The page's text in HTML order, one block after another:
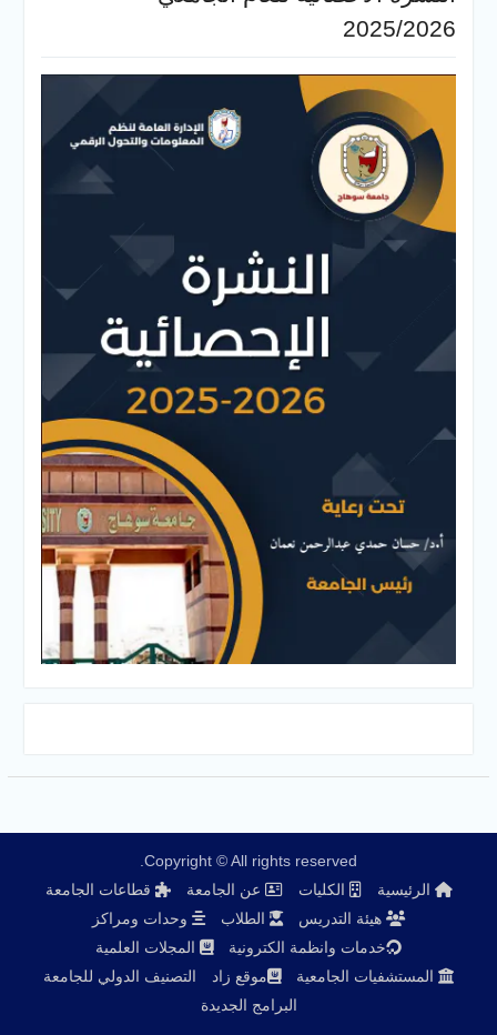
2025/2026
Copyright © All rights reserved.
الرئيسية
الكليات عن الجامعة
قطاعات الجامعة
هيئة التدريس
الطلاب
وحدات ومراكز
خدمات وانظمة الكترونية
المجلات العلمية
المستشفيات الجامعية
موقع زاد
التصنيف الدولي للجامعة
البرامج الجديدة